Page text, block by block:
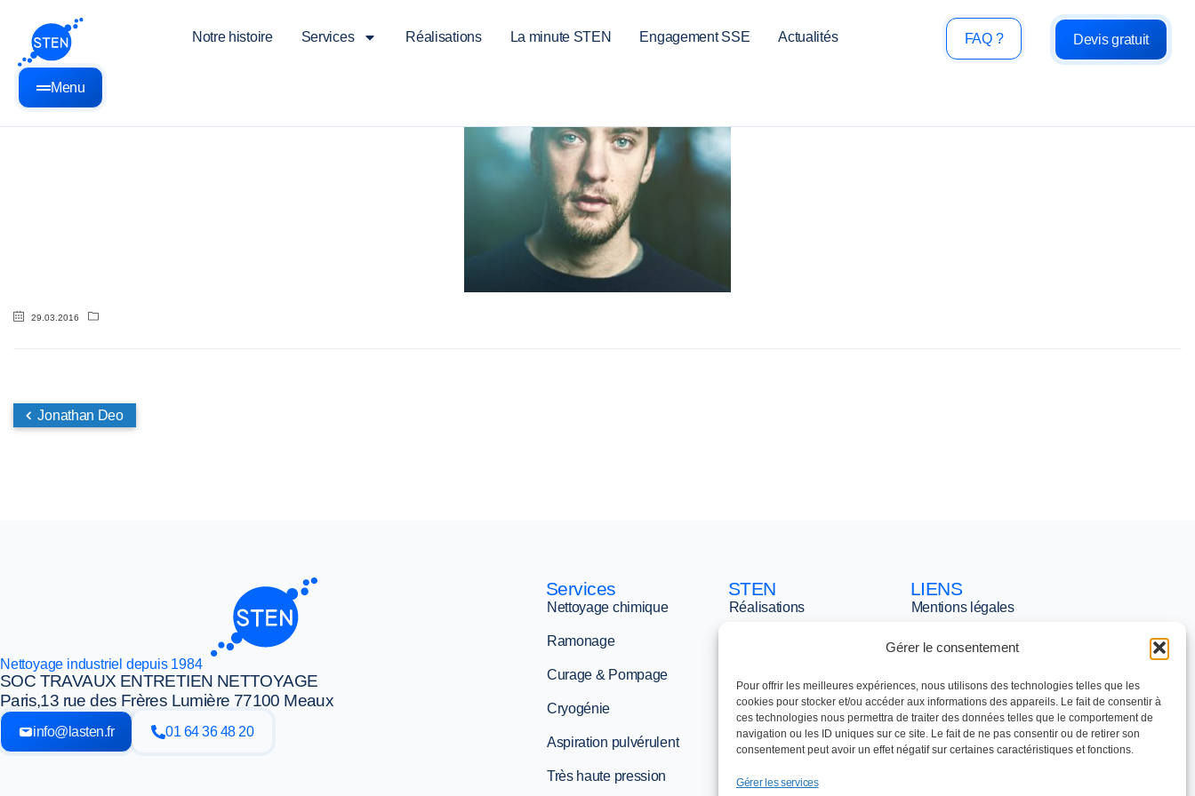
Gérer le consentement
Pour offrir les meilleures expériences, nous utilisons des technologies telles que les
cookies pour stocker et/ou accéder aux informations des appareils. Le fait de consentir à
ces technologies nous permettra de traiter des données telles que le comportement de
navigation ou les ID uniques sur ce site. Le fait de ne pas consentir ou de retirer son
consentement peut avoir un effet négatif sur certaines caractéristiques et fonctions.
Gérer les services
Menu
Notre histoire Services Réalisations La minute STEN Engagement SSE Actualités FAQ ? Devis gratuit
29.03.2016
Jonathan Deo
Nettoyage industriel depuis 1984
SOC TRAVAUX ENTRETIEN NETTOYAGE
Paris,13 rue des Frères Lumière 77100 Meaux
info@lasten.fr 01 64 36 48 20
Services
Nettoyage chimique
Ramonage
Curage & Pompage
Cryogénie
Aspiration pulvérulent
Très haute pression
STEN
Réalisations
Actualités
Contact et Devis
LIENS
Mentions légales
Politique de
confidentialité
Politique de cookies
(UE)